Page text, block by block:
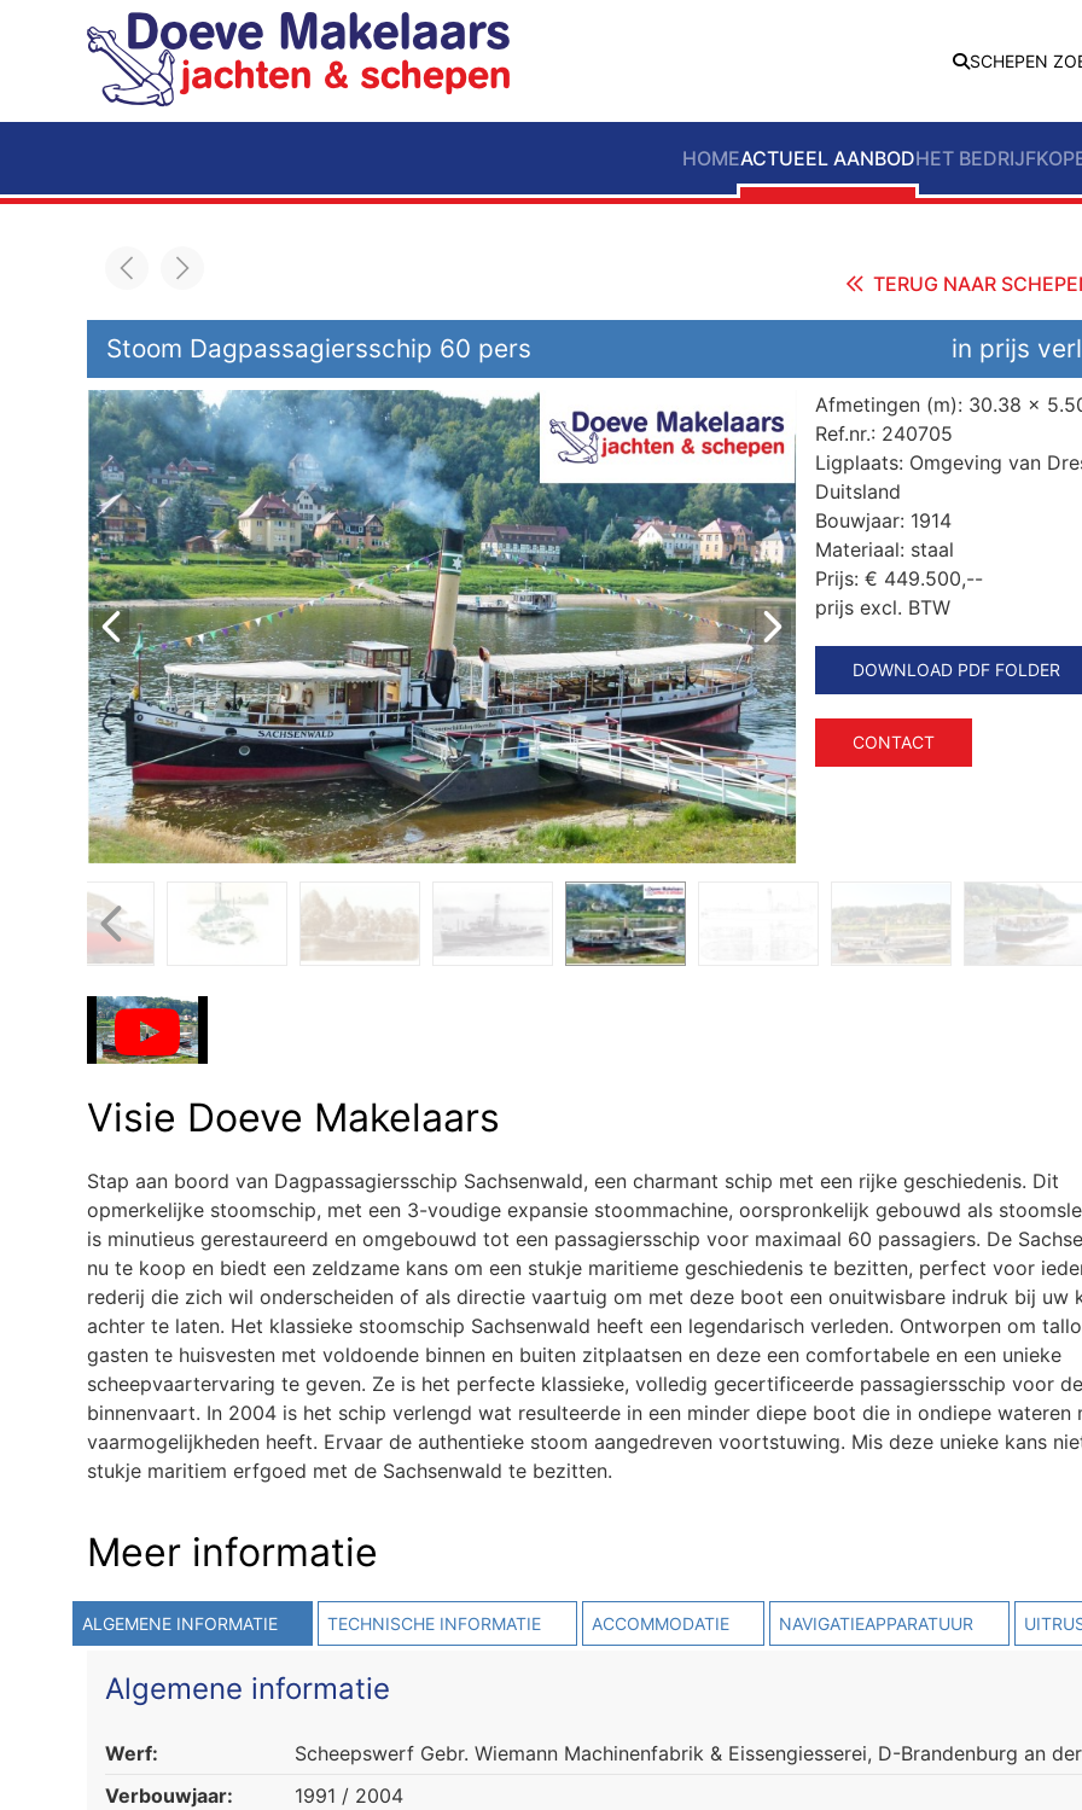
Terug naar hoofdinhoud SCHEPEN
HOMEACTUEEL AANBODHET BEDRIJF
TERUG NAAR
Stoom Dagpassagiersschip 60 pers in prijs
Afmetingen (m): 30.38 x
Ref.nr.: 240705
Ligplaats: Omgeving van
Duitsland
Bouwjaar: 1914
Materiaal: staal
Prijs: € 449.500,--
prijs excl. BTW
DOWNLOAD PDF FOLDER
CONTACT
Visie Doeve Makelaars
Stap aan boord van Dagpassagiersschip Sachsenwald, een charmant schip met een rijke geschiedenis. Dit
opmerkelijke stoomschip, met een 3-voudige expansie stoommachine, oorspronkelijk gebouwd als
is minutieus gerestaureerd en omgebouwd tot een passagiersschip voor maximaal 60 passagiers. De
nu te koop en biedt een zeldzame kans om een stukje maritieme geschiedenis te bezitten, perfect voor
rederij die zich wil onderscheiden of als directie vaartuig om met deze boot een onuitwisbare indruk bij uw
achter te laten. Het klassieke stoomschip Sachsenwald heeft een legendarisch verleden. Ontworpen om
gasten te huisvesten met voldoende binnen en buiten zitplaatsen en deze een comfortabele en een unieke
scheepvaartervaring te geven. Ze is het perfecte klassieke, volledig gecertificeerde passagiersschip voor de
binnenvaart. In 2004 is het schip verlengd wat resulteerde in een minder diepe boot die in ondiepe wateren
vaarmogelijkheden heeft. Ervaar de authentieke stoom aangedreven voortstuwing. Mis deze unieke kans
stukje maritiem erfgoed met de Sachsenwald te bezitten.
Meer informatie
ALGEMENE INFORMATIE TECHNISCHE INFORMATIE ACCOMMODATIE NAVIGATIEAPPARATUUR
Algemene informatie
Werf:
Scheepswerf Gebr. Wiemann Machinenfabrik & Eissengiesserei, D-Brandenburg an
Verbouwjaar:
1991 / 2004